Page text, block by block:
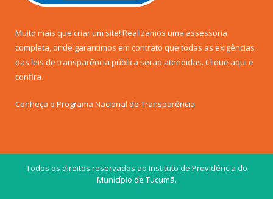
Muito mais que criar um site! Realizamos uma assessoria
completa, onde garantimos em contrato que todas as exigências
das leis de transparência pública serão atendidas. Clique aqui e
confira.
Conheça o Programa Nacional de Transparência
Todos os direitos reservados ao Instituto de Previdência do
Município de Tucumã.